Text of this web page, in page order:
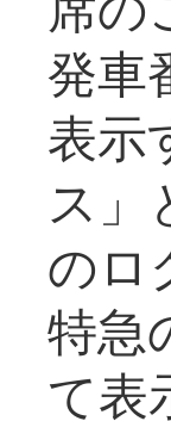
発車
表示
ス」
のロ
特急
て表